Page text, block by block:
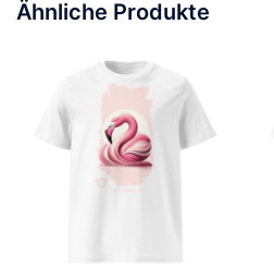
Ähnliche Produkte